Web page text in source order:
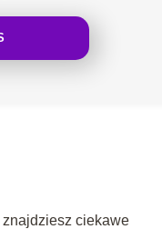
ciekawe